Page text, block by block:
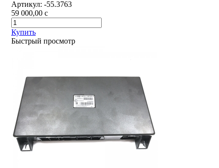
Артикул: -55.3763
59 000,00 c
Купить
Быстрый просмотр